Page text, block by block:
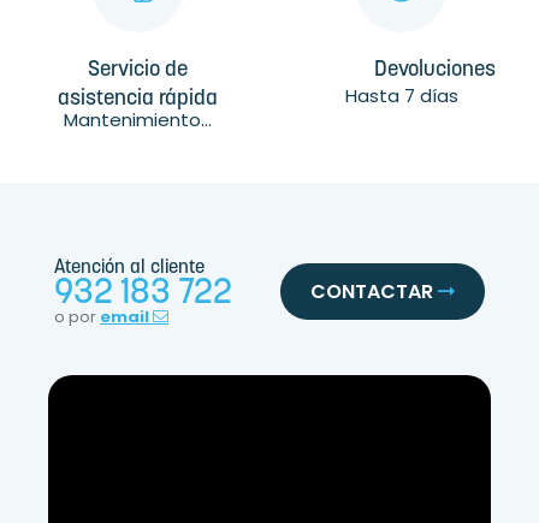
Servicio de
asistencia rápida
Mantenimiento...
Devoluciones
Hasta 7 días
Atención al cliente
932 183 722
o por email
CONTACTAR